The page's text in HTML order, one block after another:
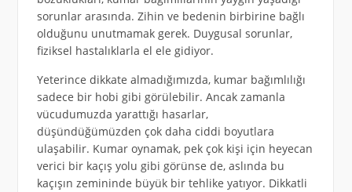
sorunlar arasında. Zihin ve bedenin birbirine bağlı
olduğunu unutmamak gerek. Duygusal sorunlar,
fiziksel hastalıklarla el ele gidiyor.
Yeterince dikkate almadığımızda, kumar bağımlılığı
sadece bir hobi gibi görülebilir. Ancak zamanla
vücudumuzda yarattığı hasarlar,
düşündüğümüzden çok daha ciddi boyutlara
ulaşabilir. Kumar oynamak, pek çok kişi için heyecan
verici bir kaçış yolu gibi görünse de, aslında bu
kaçışın zemininde büyük bir tehlike yatıyor. Dikkatli